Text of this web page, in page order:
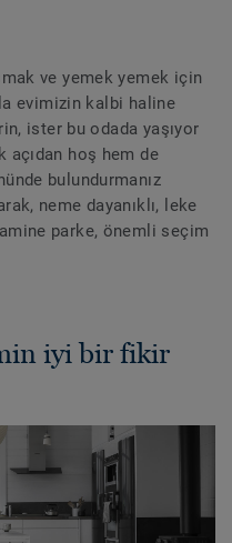
ve yemek yemek için
evimizin kalbi haline
ister bu odada yaşıyor
açıdan hoş hem de
bulundurmanız
neme dayanıklı, leke
parke, önemli seçim
iyi bir fikir